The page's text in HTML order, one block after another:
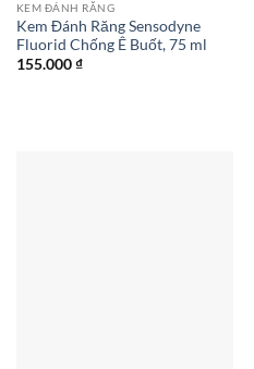
KEM ĐÁNH RĂNG
Kem Đánh Răng Sensodyne
Fluorid Chống Ê Buốt, 75 ml
155.000₫